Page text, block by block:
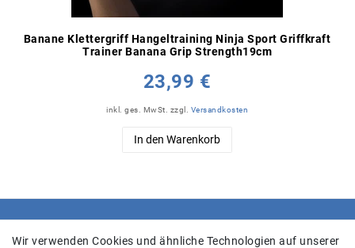
Banane Klettergriff Hangeltraining Ninja Sport Griffkraft
Trainer Banana Grip Strength19cm
23,99 €
inkl. ges. MwSt. zzgl. Versandkosten
In den Warenkorb
SHOP
Wir verwenden Cookies und ähnliche Technologien auf unserer